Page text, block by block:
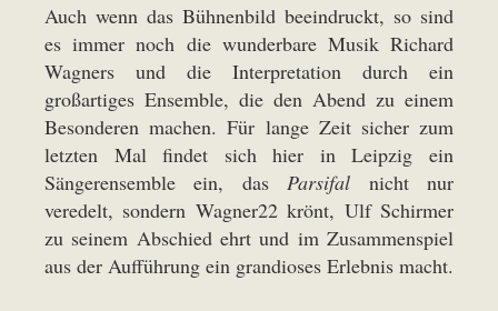
Auch wenn das Bühnenbild beeindruckt, so sind
es immer noch die wunderbare Musik Richard
Wagners und die Interpretation durch ein
großartiges Ensemble, die den Abend zu einem
Besonderen machen. Für lange Zeit sicher zum
letzten Mal findet sich hier in Leipzig ein
Sängerensemble ein, dasParsifal nicht nur
veredelt, sondern Wagner22 krönt, Ulf Schirmer
zu seinem Abschied ehrt und im Zusammenspiel
aus der Aufführung ein grandioses Erlebnis macht.